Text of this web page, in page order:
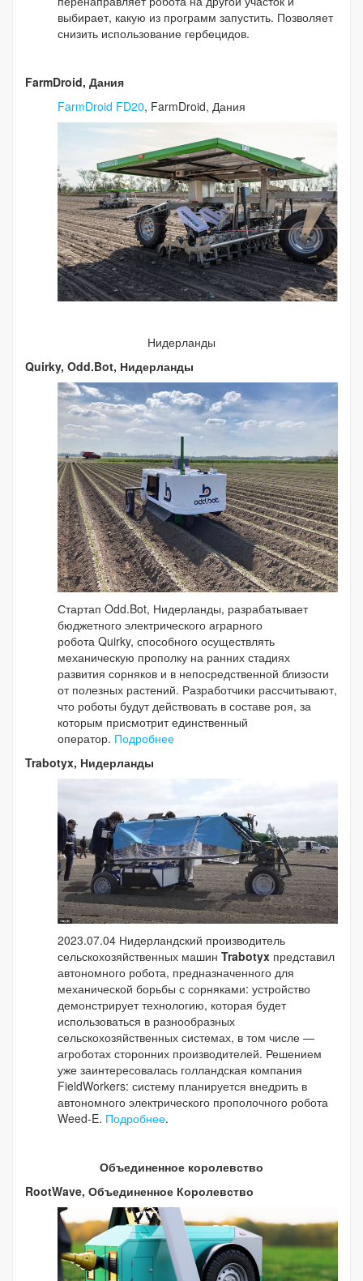
выбирает, какую из программ запустить. Позволяет
снизить использование гербецидов.
FarmDroid, Дания
FarmDroid FD20, FarmDroid, Дания
Нидерланды
Quirky, Odd.Bot, Нидерланды
Стартап Odd.Bot, Нидерланды, разрабатывает
бюджетного электрического аграрного
робота Quirky, способного осуществлять
механическую прополку на ранних стадиях
развития сорняков и в непосредственной близости
от полезных растений. Разработчики рассчитывают,
что роботы будут действовать в составе роя, за
которым присмотрит единственный
оператор. Подробнее
Trabotyx, Нидерланды
2023.07.04 Нидерландский производитель
сельскохозяйственных машин Trabotyx представил
автономного робота, предназначенного для
механической борьбы с сорняками: устройство
демонстрирует технологию, которая будет
использоваться в разнообразных
сельскохозяйственных системах, в том числе —
агроботах сторонних производителей. Решением
уже заинтересовалась голландская компания
FieldWorkers: систему планируется внедрить в
автономного электрического прополочного робота
Weed-E. Подробнее.
Объединенное королевство
RootWave, Объединенное Королевство